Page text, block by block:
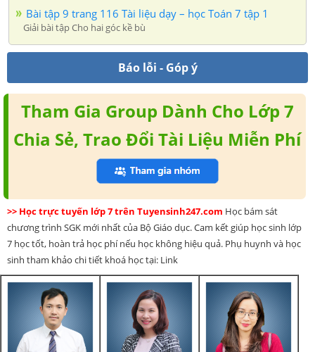
Bài tập 9 trang 116 Tài liệu dạy – học Toán 7 tập 1
Giải bài tập Cho hai góc kề bù
Báo lỗi - Góp ý
Tham Gia Group Dành Cho Lớp 7
Chia Sẻ, Trao Đổi Tài Liệu Miễn Phí
>> Học trực tuyến lớp 7 trên Tuyensinh247.com Học bám sát
chương trình SGK mới nhất của Bộ Giáo dục. Cam kết giúp học sinh lớp
7 học tốt, hoàn trả học phí nếu học không hiệu quả. Phụ huynh và học
sinh tham khảo chi tiết khoá học tại: Link